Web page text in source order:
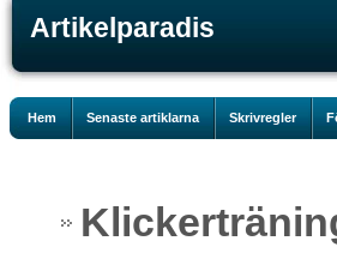
Artikelparadis
Hem Senaste artiklarna Skrivregler